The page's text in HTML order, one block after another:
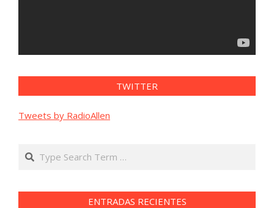
TWITTER
Tweets by RadioAllen
Search
ENTRADAS RECIENTES